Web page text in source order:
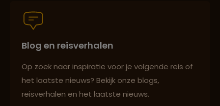
Persoonlijk en deskundig reisadvies
Best beoordeelde reisroutes
Blog en reisverhalen
Op zoek naar inspiratie voor je volgende reis of
het laatste nieuws? Bekijk onze blogs,
reisverhalen en het laatste nieuws.